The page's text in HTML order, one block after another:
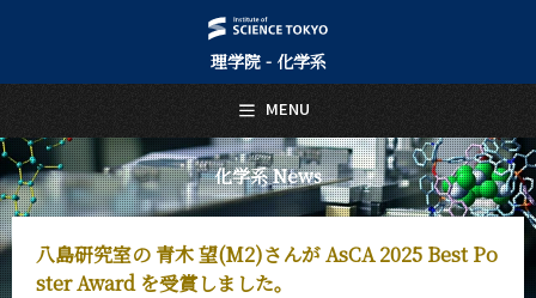
理学院 - 化学系
化学系 News
八島研究室の 青木 望(M2)さんが AsCA 2025 Best Po
ster Award を受賞しました。
MENU
日本語 English
トップページ
Top Page
化学系について
About Us
教育
Education